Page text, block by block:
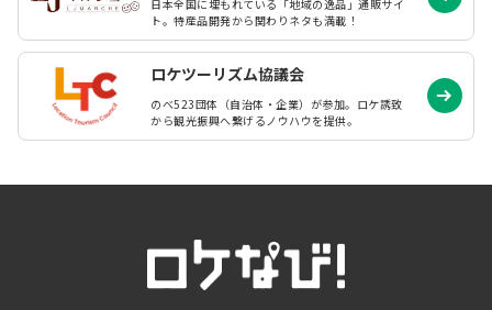
日本全国に埋もれている「地域の逸品」通販サイ
ト。特産品開発から関わりネタも満載！
ロケツーリズム協議会
のべ523団体（自治体・企業）が参加。ロケ誘致
から観光振興へ繋げるノウハウを提供。